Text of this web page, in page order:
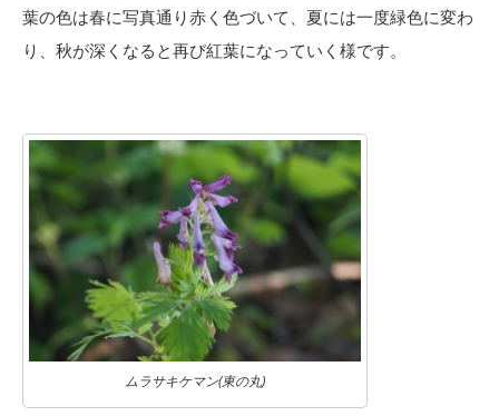
葉の色は春に写真通り赤く色づいて、夏には一度緑色に変わ
り、秋が深くなると再び紅葉になっていく様です。
ムラサキケマン(東の丸)